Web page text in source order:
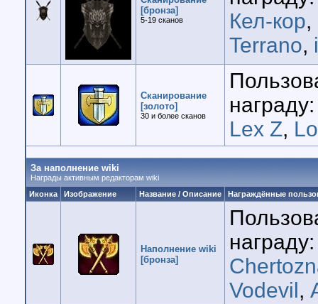
[бронза]
5-19 cканов
Кел-кор,
Terrano,
Сканирование
[золото]
30 и более сканов
Lex Z,
За наполнение wiki
Награды активным редакторам wiki
Иконка
Изображение Название / Описание Награждённые
Наполнение wiki
[бронза]
Vodevil,